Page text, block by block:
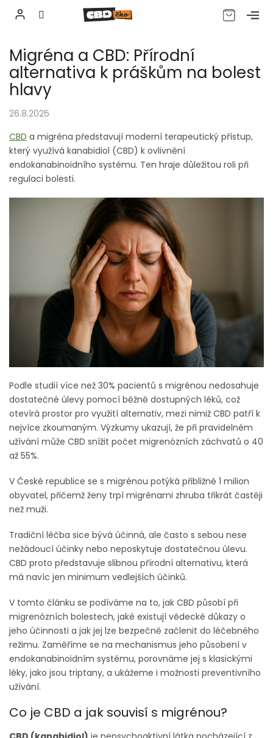
obsah
CZK
Migréna a CBD: Přírodní
alternativa k práškům na bolest
hlavy
26.8.2025
CBD a migréna představují moderní terapeutický přístup,
který využívá kanabidiol (CBD) k ovlivnění
endokanabinoidního systému. Ten hraje důležitou roli při
regulaci bolesti.
Podle studií více než 30% pacientů s migrénou nedosahuje
dostatečné úlevy pomocí běžně dostupných léků, což
otevírá prostor pro využití alternativ, mezi nimiž CBD patří k
nejvíce zkoumaným. Výzkumy ukazují, že při pravidelném
užívání může CBD snížit počet migrenózních záchvatů o 40
až 55%.
V České republice se s migrénou potýká přibližně 1 milion
obyvatel, přičemž ženy trpí migrénami zhruba třikrát častěji
než muži.
Tradiční léčba sice bývá účinná, ale často s sebou nese
nežádoucí účinky nebo neposkytuje dostatečnou úlevu.
CBD proto představuje slibnou přírodní alternativu, která
má navíc jen minimum vedlejších účinků.
V tomto článku se podíváme na to, jak CBD působí při
migrenózních bolestech, jaké existují vědecké důkazy o
jeho účinnosti a jak jej lze bezpečně začlenit do léčebného
režimu. Zaměříme se na mechanismus jeho působení v
endokanabinoidním systému, porovnáme jej s klasickými
léky, jako jsou triptany, a ukážeme i možnosti preventivního
užívání.
Co je CBD a jak souvisí s migrénou?